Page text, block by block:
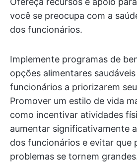
você se preocupa com a
dos funcionários.
Implemente programas de
opções alimentares
funcionários a priorizarem
Promover um estilo de vida
como incentivar atividades
aumentar significativamente
dos funcionários e evitar que
problemas se tornem